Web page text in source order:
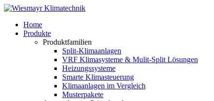
Home
Produkte
Produktfamilien
Split-Klimaanlagen
VRF Klimasysteme & Mulit-Split Lösungen
Heizungssysteme
Smarte Klimasteuerung
Klimaanlagen im Vergleich
Musterpakete